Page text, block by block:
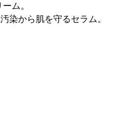
ム。
汚染から肌を守るセラム。